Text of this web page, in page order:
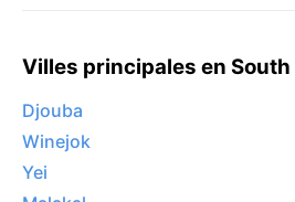
Villes principales en South
Djouba
Winejok
Yei